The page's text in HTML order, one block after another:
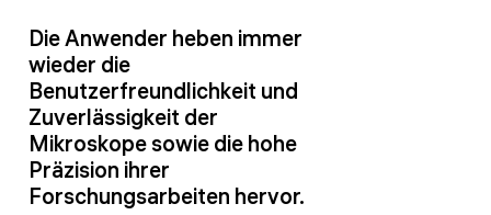
Die Anwender heben immer
wieder die
Benutzerfreundlichkeit und
Zuverlässigkeit der
Mikroskope sowie die hohe
Präzision ihrer
Forschungsarbeiten hervor.